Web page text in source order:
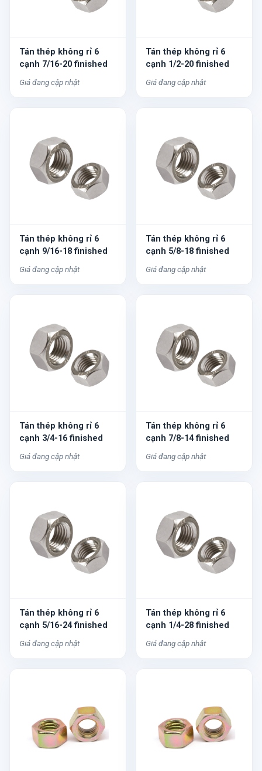
Tán thép không rỉ 6
cạnh 7/16-20 finished
Giá đang cập nhật
Tán thép không rỉ 6
cạnh 1/2-20 finished
Giá đang cập nhật
Tán thép không rỉ 6
cạnh 9/16-18 finished
Giá đang cập nhật
Tán thép không rỉ 6
cạnh 5/8-18 finished
Giá đang cập nhật
Tán thép không rỉ 6
cạnh 3/4-16 finished
Giá đang cập nhật
Tán thép không rỉ 6
cạnh 7/8-14 finished
Giá đang cập nhật
Tán thép không rỉ 6
cạnh 5/16-24 finished
Giá đang cập nhật
Tán thép không rỉ 6
cạnh 1/4-28 finished
Giá đang cập nhật